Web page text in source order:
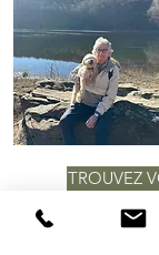
TROUVEZ